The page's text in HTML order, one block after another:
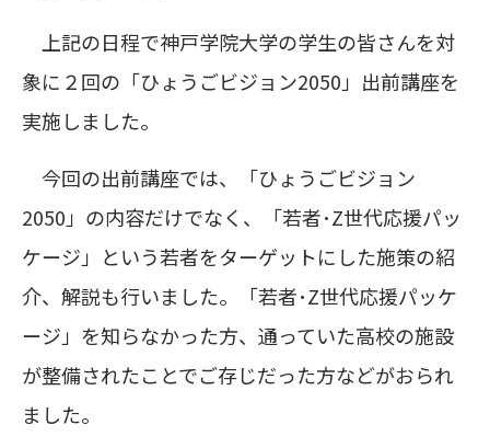
上記の日程で神戸学院大学の学生の皆さんを対
象に２回の「ひょうごビジョン2050」出前講座を
実施しました。
今回の出前講座では、「ひょうごビジョン
2050」の内容だけでなく、「若者･Z世代応援パッ
ケージ」という若者をターゲットにした施策の紹
介、解説も行いました。「若者･Z世代応援パッケ
ージ」を知らなかった方、通っていた高校の施設
が整備されたことでご存じだった方などがおられ
ました。